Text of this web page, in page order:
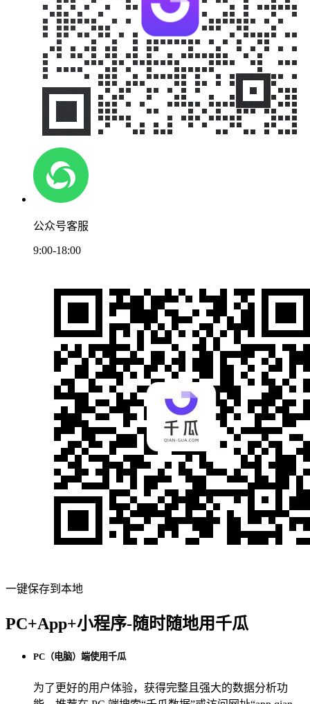
公众号客服
9:00-18:00
一键保存到本地
PC+App+小程序-随时随地用千瓜
PC（电脑）端使用千瓜
为了更好的用户体验，获得完整且强大的数据分析功